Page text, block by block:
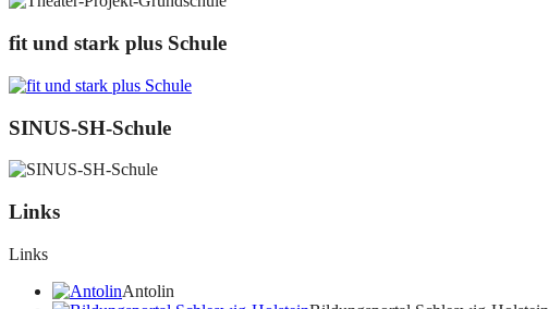
fit und stark plus Schule
SINUS-SH-Schule
Links
Links
Antolin